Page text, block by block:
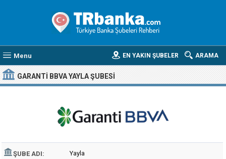
Menu ARAMA
EN YAKIN ŞUBELER
GARANTI BBVA YAYLA ŞUBESI
ŞUBE ADI: Yayla